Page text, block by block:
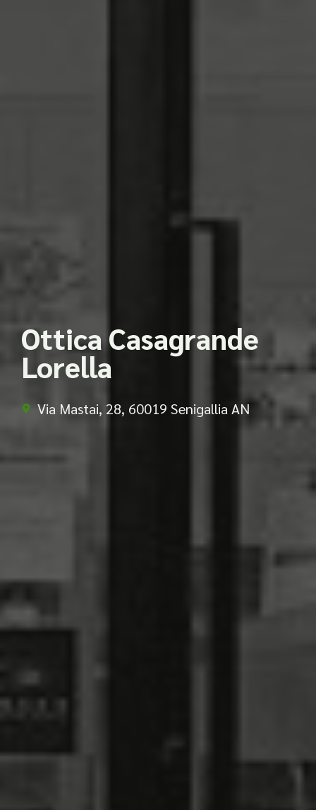
Ottica Casagrande
Lorella
Via Mastai, 28, 60019 Senigallia AN